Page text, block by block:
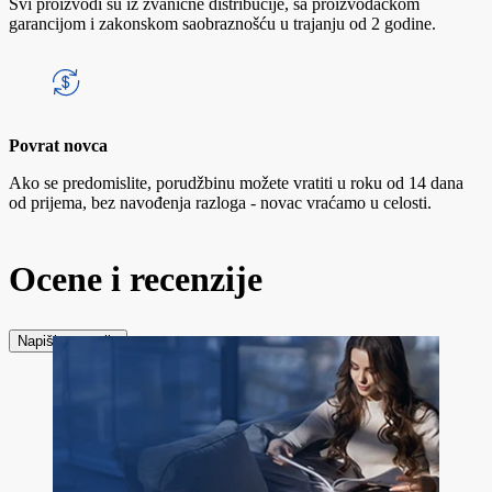
garancijom i zakonskom saobraznošću u trajanju od 2 godine.
Povrat novca
Ako se predomislite, porudžbinu možete vratiti u roku od 14 dana
od prijema, bez navođenja razloga - novac vraćamo u celosti.
Ocene i recenzije
Napiši recenziju